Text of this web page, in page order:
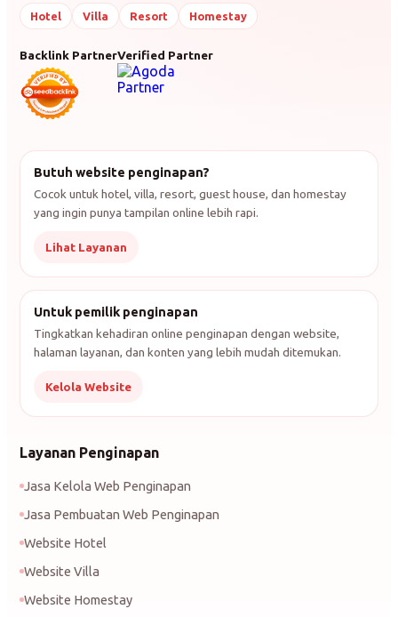
Hotel Villa Resort Homestay
Backlink PartnerVerified Partner
Butuh website penginapan?
Cocok untuk hotel, villa, resort, guest house, dan homestay
yang ingin punya tampilan online lebih rapi.
Lihat Layanan
Untuk pemilik penginapan
Tingkatkan kehadiran online penginapan dengan website,
halaman layanan, dan konten yang lebih mudah ditemukan.
Kelola Website
Layanan Penginapan
Jasa Kelola Web Penginapan
Jasa Pembuatan Web Penginapan
Website Hotel
Website Villa
Website Homestay